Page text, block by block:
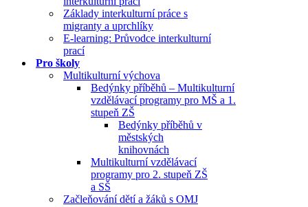
Základy interkulturní práce s
migranty a uprchlíky
E-learning: Průvodce interkulturní
prací
Pro školy
Multikulturní výchova
Bedýnky příběhů – Multikulturní
vzdělávací programy pro MŠ a 1.
stupeň ZŠ
Bedýnky příběhů v
městských
knihovnách
Multikulturní vzdělávací
programy pro 2. stupeň ZŠ
a SŠ
Začleňování dětí a žáků s OMJ